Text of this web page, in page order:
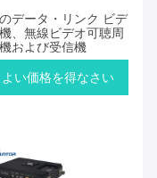
データ・リンク ビデ
、無線ビデオ可聴周
および受信機
い価格を得なさい